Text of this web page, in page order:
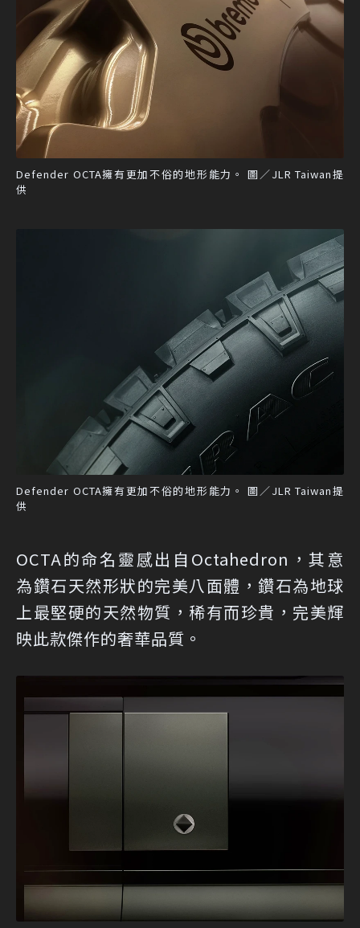
Defender OCTA擁有更加不俗的地形能力。 圖／JLR Taiwan提
供
Defender OCTA擁有更加不俗的地形能力。 圖／JLR Taiwan提
供
OCTA的命名靈感出自Octahedron，其意
為鑽石天然形狀的完美八面體，鑽石為地球
上最堅硬的天然物質，稀有而珍貴，完美輝
映此款傑作的奢華品質。